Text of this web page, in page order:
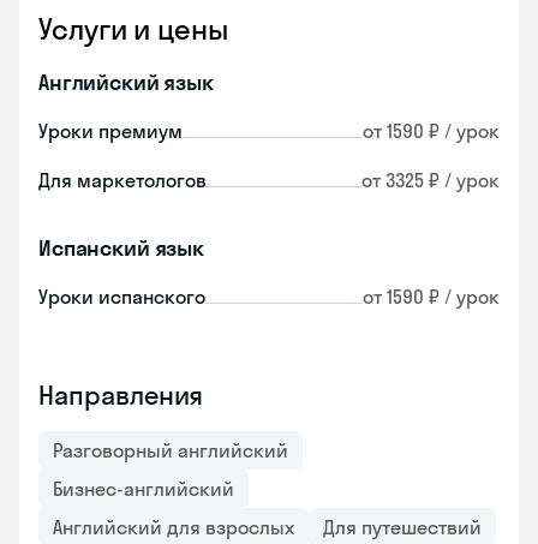
Услуги и цены
Английский язык
Уроки премиум от 1590 ₽ / урок
Для маркетологов от 3325 ₽ / урок
Испанский язык
Уроки испанского от 1590 ₽ / урок
Направления
Разговорный английский
Бизнес-английский
Английский для взрослых
Для путешествий